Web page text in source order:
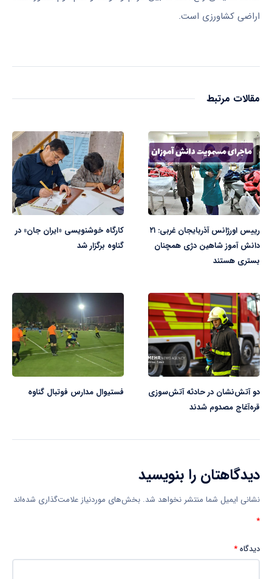
اراضی کشاورزی است.
مقالات مرتبط
رییس اورژانس آذربایجان غربی: ۲۱
دانش آموز شاهین دژی همچنان
بستری هستند
کارگاه خوشنویسی «ایران جان» در
گناوه برگزار شد
دو آتش‌نشان در حادثه آتش‌سوزی
قره‌آغاج مصدوم شدند
فستیوال مدارس فوتبال گناوه
دیدگاهتان را بنویسید
نشانی ایمیل شما منتشر نخواهد شد. بخش‌های موردنیاز علامت‌گذاری شده‌اند
*
دیدگاه*